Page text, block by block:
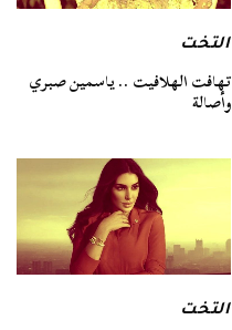
التخت
تهافت الهلافيت .. ياسمين صبري
وأصالة
التخت